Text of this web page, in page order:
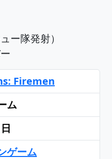
ー隊発射）
Firemen
ム
ゲーム